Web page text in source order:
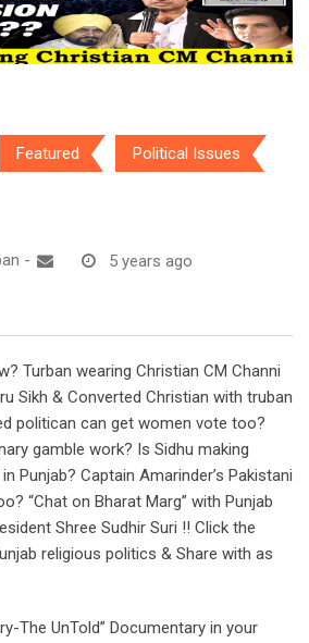
Featured Political Issues
- 5 years ago
Turban wearing Christian CM Channi
Sikh & Converted Christian with truban
politican can get women vote too?
gamble work? Is Sidhu making
Punjab? Captain Amarinder’s Pakistani
“Chat on Bharat Marg” with Punjab
Shree Sudhir Suri !! Click the
religious politics & Share with as
The UnTold” Documentary in your